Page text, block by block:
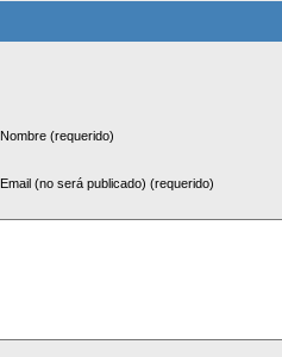
Nombre (requerido)
Email (no será publicado) (requerido)